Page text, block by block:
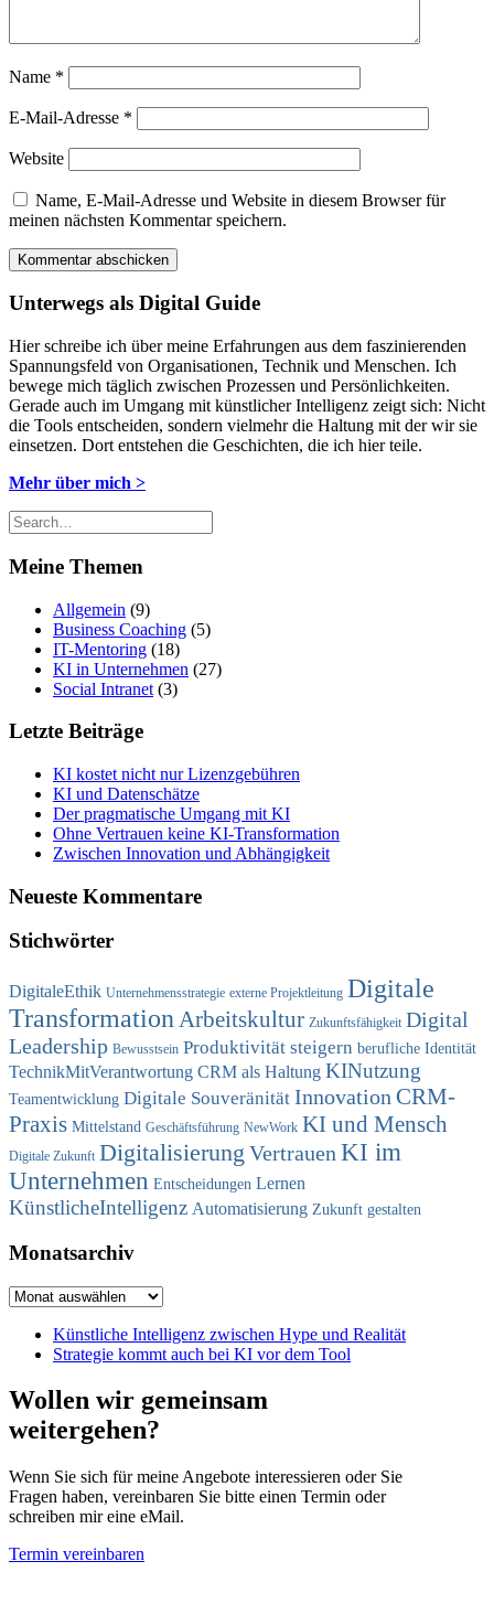
Name *
E-Mail-Adresse *
Website
Name, E-Mail-Adresse und Website in diesem Browser für
meinen nächsten Kommentar speichern.
Unterwegs als Digital Guide
Hier schreibe ich über meine Erfahrungen aus dem faszinierenden
Spannungsfeld von Organisationen, Technik und Menschen. Ich
bewege mich täglich zwischen Prozessen und Persönlichkeiten.
Gerade auch im Umgang mit künstlicher Intelligenz zeigt sich: Nicht
die Tools entscheiden, sondern vielmehr die Haltung mit der wir sie
einsetzen. Dort entstehen die Geschichten, die ich hier teile.
Mehr über mich >
Meine Themen
Allgemein (9)
Business Coaching (5)
IT-Mentoring (18)
KI in Unternehmen (27)
Social Intranet (3)
Letzte Beiträge
KI kostet nicht nur Lizenzgebühren
KI und Datenschätze
Der pragmatische Umgang mit KI
Ohne Vertrauen keine KI-Transformation
Zwischen Innovation und Abhängigkeit
Neueste Kommentare
Stichwörter
DigitaleEthik Unternehmensstrategie externe Projektleitung Digitale
Transformation Arbeitskultur Zukunftsfähigkeit Digital
Leadership Bewusstsein Produktivität steigern berufliche Identität
TechnikMitVerantwortung CRM als Haltung KINutzung
Teamentwicklung Digitale Souveränität Innovation CRM-
Praxis Mittelstand Geschäftsführung NewWork KI und Mensch
Digitale Zukunft Digitalisierung Vertrauen KI im
Unternehmen Entscheidungen Lernen
KünstlicheIntelligenz Automatisierung Zukunft gestalten
Monatsarchiv
Monatsarchiv
Künstliche Intelligenz zwischen Hype und Realität
Strategie kommt auch bei KI vor dem Tool
Wollen wir gemeinsam
weitergehen?
Wenn Sie sich für meine Angebote interessieren oder Sie
Fragen haben, vereinbaren Sie bitte einen Termin oder
schreiben mir eine eMail.
Termin vereinbaren